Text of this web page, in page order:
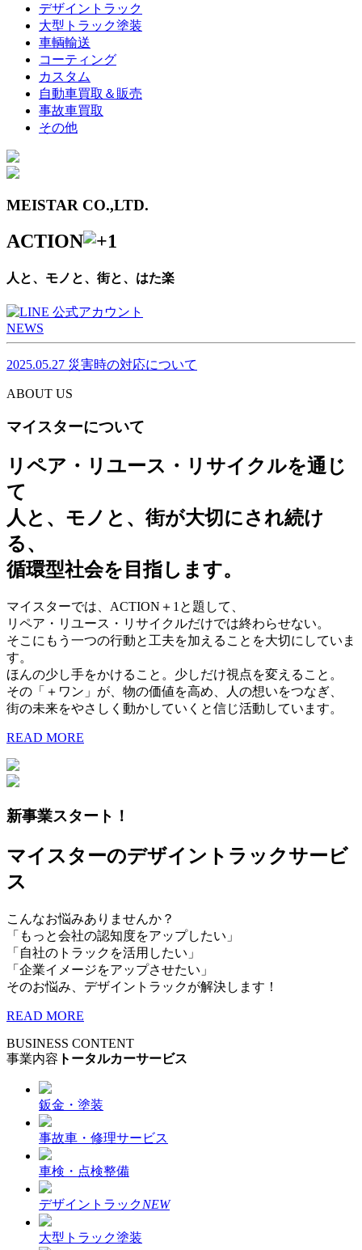
デザイントラック
大型トラック塗装
車輌輸送
コーティング
カスタム
自動車買取＆販売
事故車買取
その他
MEISTAR CO.,LTD.
ACTION
人と、モノと、街と、はた楽
NEWS
2025.05.27 災害時の対応について
ABOUT US
マイスターについて
リペア・リユース・リサイクルを通じ
て
人と、モノと、街が大切にされ続け
る、
循環型社会を目指します。
マイスターでは、ACTION＋1と題して、
リペア・リユース・リサイクルだけでは終わらせない。
そこにもう一つの行動と工夫を加えることを大切にしていま
す。
ほんの少し手をかけること。少しだけ視点を変えること。
その「＋ワン」が、物の価値を高め、人の想いをつなぎ、
街の未来をやさしく動かしていくと信じ活動しています。
READ MORE
新事業スタート！
マイスターのデザイントラックサービ
ス
こんなお悩みありませんか？
「もっと会社の認知度をアップしたい」
「自社のトラックを活用したい」
「企業イメージをアップさせたい」
そのお悩み、デザイントラックが解決します！
READ MORE
BUSINESS CONTENT
事業内容 トータルカーサービス
鈑金・塗装
事故車・修理サービス
車検・点検整備
デザイントラックNEW
大型トラック塗装